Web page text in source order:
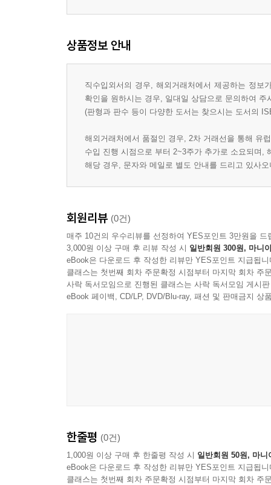
상품정보 안내
직수입외서의 경우, 해외거래처에서 제공하는 정
확인을 원하시는 경우, 일대일 상담으로 문의하여 주
(판형과 판수 등이 다양한 도서는 찾으시는 도서의
해외거래처에서 품절인 경우, 2차 거래선을 통해 유
수입 진행 시점으로 부터 2~3주가 추가로 소요되며,
해당 경우, 문자와 메일로 별도 안내를 드리고 있사
회원리뷰 (0건)
매주 10건의 우수리뷰를 선정하여 YES포인트 3만원을 드
3,000원 이상 구매 후 리뷰 작성 시 일반회원 300원, 마니
eBook은 다운로드 후 작성한 리뷰만 YES포인트 지급됩니
클래스는 첫번째 회차 주문확정 시점부터 마지막 회차 주
사락 독서모임으로 진행된 클래스는 사락 독서모임 게시
eBook 페이백, CD/LP, DVD/Blu-ray, 패션 및 판매금지 상
한줄평 (0건)
1,000원 이상 구매 후 한줄평 작성 시 일반회원 50원, 마니
eBook은 다운로드 후 작성한 리뷰만 YES포인트 지급됩니
클래스는 첫번째 회차 주문확정 시점부터 마지막 회차 주